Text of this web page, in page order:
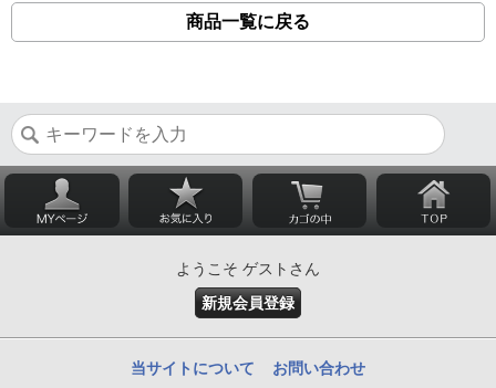
商品一覧に戻る
ようこそ ゲストさん
新規会員登録
当サイトについて お問い合わせ